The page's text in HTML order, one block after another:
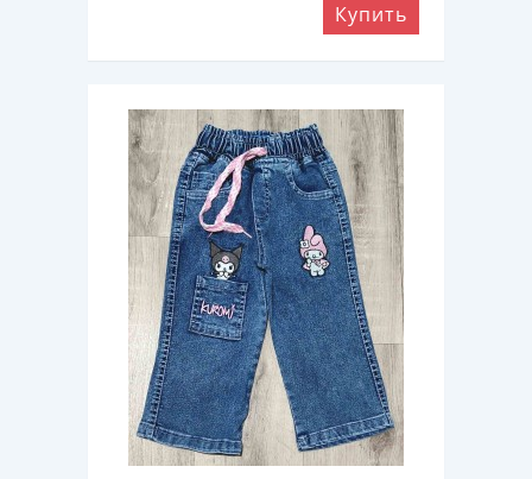
Купить